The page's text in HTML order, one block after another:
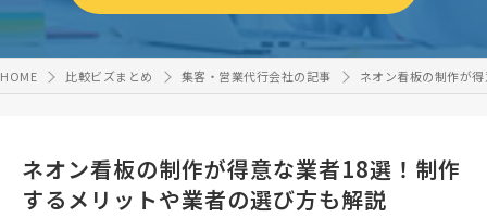
HOME 比較ビズまとめ 集客・営業代行会社の記事 ネオン看板の制作が
ネオン看板の制作が得意な業者18選！制作
するメリットや業者の選び方も解説